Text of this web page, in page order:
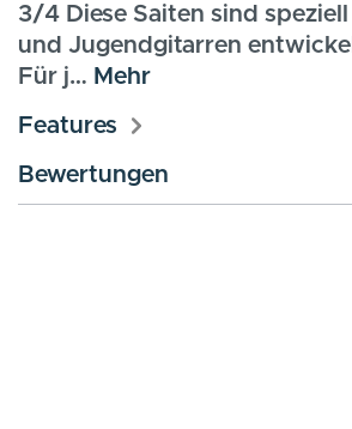
3/4 Diese Saiten sind
und Jugendgitarren
Für j… Mehr
Features
Bewertungen